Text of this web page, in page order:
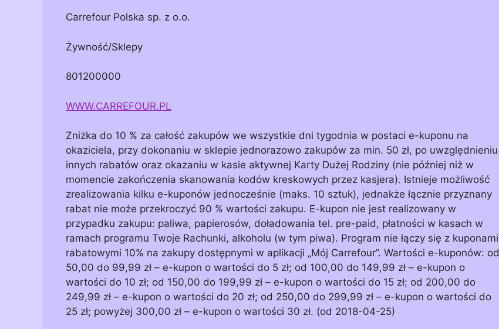
Carrefour Polska sp. z o.o.
Żywność/Sklepy
801200000
WWW.CARREFOUR.PL
Zniżka do 10 % za całość zakupów we wszystkie dni tygodnia w postaci e-kuponu na
okaziciela, przy dokonaniu w sklepie jednorazowo zakupów za min. 50 zł, po uwzględnieniu
innych rabatów oraz okazaniu w kasie aktywnej Karty Dużej Rodziny (nie później niż w
momencie zakończenia skanowania kodów kreskowych przez kasjera). Istnieje możliwość
zrealizowania kilku e-kuponów jednocześnie (maks. 10 sztuk), jednakże łącznie przyznany
rabat nie może przekroczyć 90 % wartości zakupu. E-kupon nie jest realizowany w
przypadku zakupu: paliwa, papierosów, doładowania tel. pre-paid, płatności w kasach w
ramach programu Twoje Rachunki, alkoholu (w tym piwa). Program nie łączy się z kuponami
rabatowymi 10% na zakupy dostępnymi w aplikacji „Mój Carrefour”. Wartości e-kuponów: od
50,00 do 99,99 zł – e-kupon o wartości do 5 zł; od 100,00 do 149,99 zł – e-kupon o
wartości do 10 zł; od 150,00 do 199,99 zł – e-kupon o wartości do 15 zł; od 200,00 do
249,99 zł – e-kupon o wartości do 20 zł; od 250,00 do 299,99 zł – e-kupon o wartości do
25 zł; powyżej 300,00 zł – e-kupon o wartości 30 zł. (od 2018-04-25)